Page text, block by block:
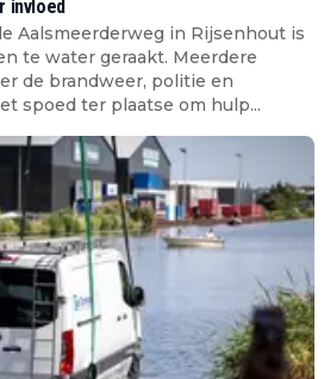
invloed
Aalsmeerderweg in Rijsenhout is
te water geraakt. Meerdere
de brandweer, politie en
spoed ter plaatse om hulp...